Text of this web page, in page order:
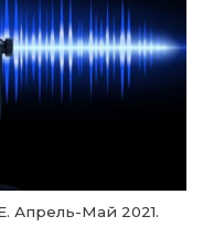
Май 2021.